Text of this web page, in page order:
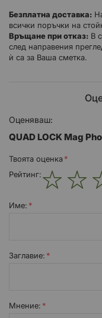
Безплатна доставка:
всички поръчки на
Връщане при отказ: В
след направения
ѝ са за Ваша сметка.
Оценяваш:
QUAD LOCK Mag
Твоята оценка
Рейтинг:
Име:
Заглавиe:
Мнение: